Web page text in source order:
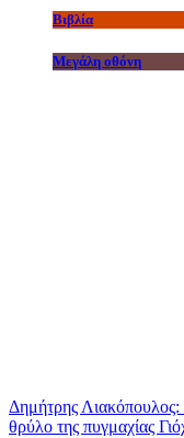
Βιβλία
Μεγάλη οθόνη
Δημήτρης
θρύλο της πυγμαχίας